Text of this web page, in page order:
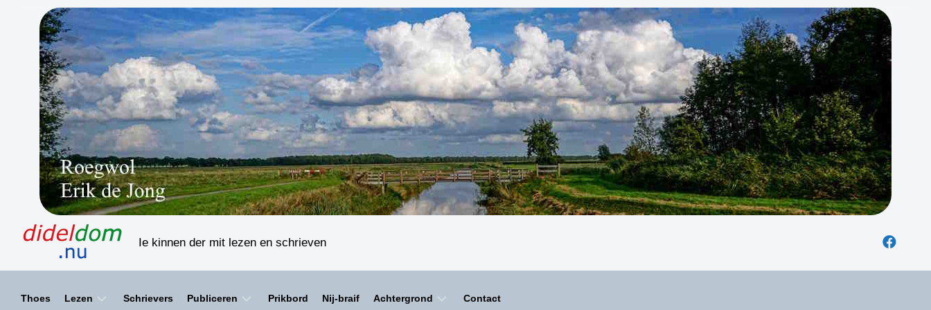
Ie kinnen der mit lezen en schrieven
Thoes Lezen Schrievers Publiceren Prikbord Nij-braif Achtergrond Contact